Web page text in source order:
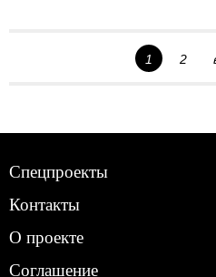
1 2
Спецпроекты
Контакты
О проекте
Соглашение